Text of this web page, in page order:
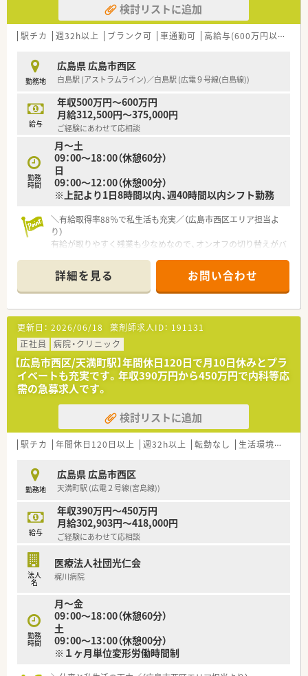
【法人特徴について】
■広島エリアで4店舗を展開し、社長は薬剤師とケアマネ資格を
■育児介護休業規定や退職金制度などの福利厚生が整備されて
おり、長く安定して働ける体制がしっかり整っています。
■調剤事業のほかにドクターの開業支援や老人ホームの紹介事
業も手掛けており、多角的に地域医療を支えています。
【求人情報について】
■平日の午後は時給2,000円から2,400円、土曜日は時給2,500円
という高待遇で、経験に応じて相談も可能です。
■1日4時間からの短時間勤務が可能で、Wワークを希望される
方やプライベートを優先したい方にも適した求人です。
■有給休暇取得率が平均88％と非常に高く、法令通りの付与に
加えて休みを取りやすい風通しの良い職場環境です。
検討リストに追加
駅チカ 週32h以上 ブランク可 車通勤可 高給与(600万円以上)
勤務地
広島県 広島市西区
白島駅 (アストラムライン)／白島駅 (広電９号線(白島線))
給与
年収500万円～600万円
月給312,500円～375,000円
ご経験にあわせて応相談
勤務
時間
月～土
09：00～18：00（休憩60分）
日
09：00～12：00（休憩00分）
※上記より1日8時間以内、週40時間以内シフト勤務
＼有給取得率88％で私生活も充実／（広島市西区エリア担当よ
り）
有給が取りやすく残業も少なめなので、オンオフの切り替えがバ
に対応できる安心のサポート体制が自慢です。
【店舗情報と応需状況について】
■白島駅から徒歩9分の場所に位置し、近隣クリニックの処方箋
を中心に受け付けている地域密着型の薬局です。
■耳鼻咽喉科をメインに応需しており、繁忙期には月に約2900
枚もの処方箋に対応する活気ある職場です。
■施設2件100名分や居宅の在宅業務にも注力しており、幅広い
薬剤師スキルを磨くことが可能な環境です。
【募集背景と求める人物像について】
■組織のさらなる活性化と体制強化を目的として、人柄を重視し
た正社員薬剤師の増員募集を行っています。
■経験の有無よりも意欲や協調性を大切にしており、周囲と協力
しながら成長したい方を歓迎しています。
して業務に取り組める募集フェーズです。
【法人特徴について】
■広島市内で4店舗を展開しており、ドクターの開業支援や老人
ホーム紹介事業も手掛ける多角的な法人です。
■社長自身が薬剤師兼ケアマネジャーであり、専門職としての職
能を存分に発揮できる土壌が整っています。
心して働ける仕組み作りが徹底されています。
■30代から40代の女性スタッフが多く活躍しており、和気あい
あいとした明るく温かな雰囲気が特徴です。
■毎朝の朝礼や個々のスキルアップ目標の発表を通じて、チーム
全員で高い志を持って業務に励んでいます。
■投薬台にカメラを設置するなど患者様とのトラブル防止にも
詳細を見る お問い合わせ
更新日： 2026/06/18 薬剤師求人ID： 191131
正社員
病院・クリニック
【広島市西区/天満町駅】年間休日120日で月10日休みとプラ
イベートも充実です。年収390万円から450万円で内科等応
需の急募求人です。
検討リストに追加
駅チカ 年間休日120日以上 週32h以上 転勤なし 生活環境充実
勤務地
広島県 広島市西区
天満町駅 (広電２号線(宮島線))
給与
年収390万円～450万円
月給302,903円～418,000円
ご経験にあわせて応相談
法人
名
医療法人社団光仁会
梶川病院
勤務
時間
月～金
09：00～18：00（休憩60分）
土
09：00～13：00（休憩00分）
※１ヶ月単位変形労働時間制